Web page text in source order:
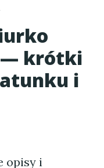
— krótki
i
opisy i